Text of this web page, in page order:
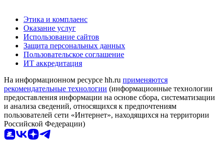
Этика и комплаенс
Оказание услуг
Использование сайтов
Защита персональных данных
Пользовательское соглашение
ИТ аккредитация
На информационном ресурсе hh.ru применяются
рекомендательные технологии (информационные технологии
предоставления информации на основе сбора, систематизации
и анализа сведений, относящихся к предпочтениям
пользователей сети «Интернет», находящихся на территории
Российской Федерации)